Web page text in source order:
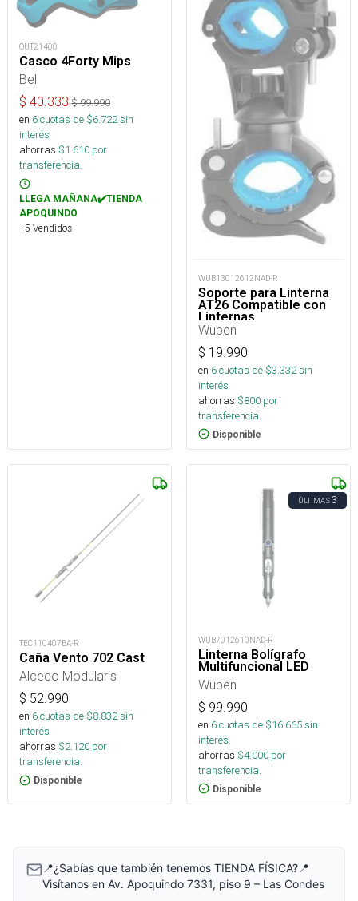
OUT21400
Casco 4Forty Mips
Bell
$ 40.333 $99.990
en 6cuotas de $6.722sin
interés
ahorras $1.610 por
transferencia.
LLEGA MAÑANA✔️TIENDA
APOQUINDO
+5 Vendidos
WUB13012612NAD-R
Soporte para Linterna
AT26 Compatible con
Linternas
Wuben
$ 19.990
en 6cuotas de $3.332sin
interés
ahorras $800 por
transferencia.
Disponible
TEC110407BA-R
Caña Vento 702 Cast
Alcedo Modularis
$ 52.990
en 6cuotas de $8.832sin
interés
ahorras $2.120 por
transferencia.
Disponible
ÚLTIMAS3
WUB7012610NAD-R
Linterna Bolígrafo
Multifuncional LED
Wuben
$ 99.990
en 6cuotas de $16.665sin
interés
ahorras $4.000 por
transferencia.
Disponible
📍¿Sabías que también tenemos TIENDA FÍSICA?📍
Visítanos en Av. Apoquindo 7331, piso 9 – Las Condes